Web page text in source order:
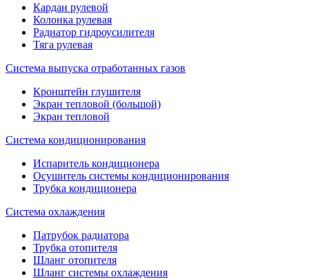
Кардан рулевой
Колонка рулевая
Радиатор гидроусилителя
Тяга рулевая
Система выпуска отработанных газов
Кронштейн глушителя
Экран тепловой (большой)
Экран тепловой
Система кондиционирования
Испаритель кондиционера
Осушитель системы кондиционирования
Трубка кондиционера
Система охлаждения
Патрубок радиатора
Трубка отопителя
Шланг отопителя
Шланг системы охлаждения